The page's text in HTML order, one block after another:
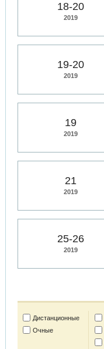
18-20
2019
19-20
2019
19
2019
21
2019
25-26
2019
Дистанционные
Очные